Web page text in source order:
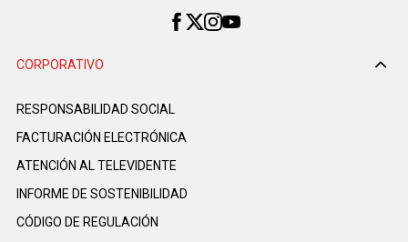
CORPORATIVO
RESPONSABILIDAD SOCIAL
FACTURACIÓN ELECTRÓNICA
ATENCIÓN AL TELEVIDENTE
INFORME DE SOSTENIBILIDAD
CÓDIGO DE REGULACIÓN